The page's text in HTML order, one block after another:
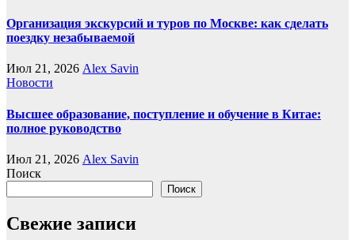
Организация экскурсий и туров по Москве: как сделать
поездку незабываемой
Июл 21, 2026 Alex Savin
Новости
Высшее образование, поступление и обучение в Китае:
полное руководство
Июл 21, 2026 Alex Savin
Поиск
Поиск
Свежие записи